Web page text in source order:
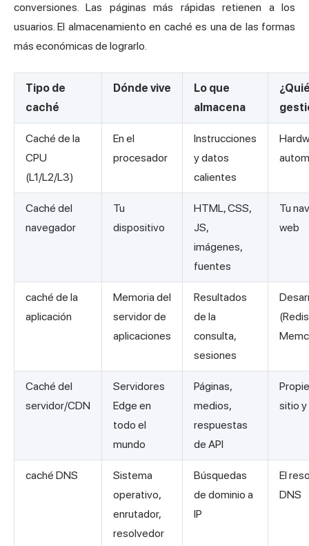
conversiones. Las páginas más rápidas retienen a los
usuarios. El almacenamiento en caché es una de las formas
más económicas de lograrlo.
Tipo de
caché
Dónde vive
Lo que
almacena
Caché de la
CPU
(L1/L2/L3)
En el
procesador
Instrucciones
y datos
calientes
Caché del
navegador
Tu
dispositivo
HTML, CSS,
JS,
imágenes,
fuentes
Tu
web
caché de la
aplicación
Memoria del
servidor de
aplicaciones
Resultados
de la
consulta,
sesiones
Caché del
servidor/CDN
Servidores
Edge en
todo el
mundo
Páginas,
medios,
respuestas
de API
sitio y
caché DNS
Sistema
operativo,
enrutador,
resolvedor
Búsquedas
de dominio a
IP
El
DNS